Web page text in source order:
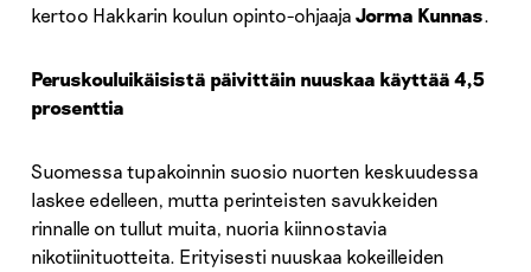
kertoo Hakkarin koulun opinto-ohjaaja Jorma Kunnas.
Peruskouluikäisistä päivittäin nuuskaa käyttää 4,5
prosenttia
Suomessa tupakoinnin suosio nuorten keskuudessa
laskee edelleen, mutta perinteisten savukkeiden
rinnalle on tullut muita, nuoria kiinnostavia
nikotiinituotteita. Erityisesti nuuskaa kokeilleiden